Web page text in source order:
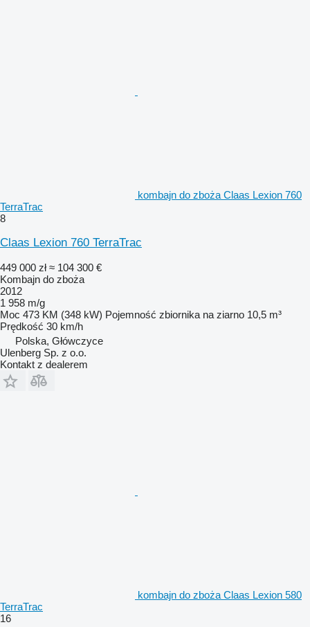
kombajn do zboża Claas Lexion 760
TerraTrac
8
Claas Lexion 760 TerraTrac
449 000 zł ≈ 104 300 €
Kombajn do zboża
2012
1 958 m/g
Moc 473 KM (348 kW) Pojemność zbiornika na ziarno 10,5 m³
Prędkość 30 km/h
Polska, Główczyce
Ulenberg Sp. z o.o.
Kontakt z dealerem
kombajn do zboża Claas Lexion 580
TerraTrac
16